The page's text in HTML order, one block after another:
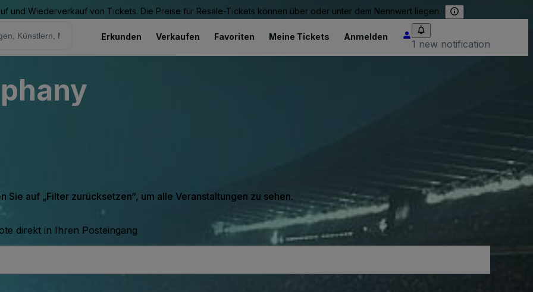
und Wiederverkauf von Tickets. Die Preise für Resale-Tickets können über oder unter dem Nennwert liegen.
Erkunden Verkaufen Favoriten Meine Tickets Anmelden
1 new notification
Sie auf „Filter zurücksetzen“, um alle Veranstaltungen zu sehen.
direkt in Ihren Posteingang